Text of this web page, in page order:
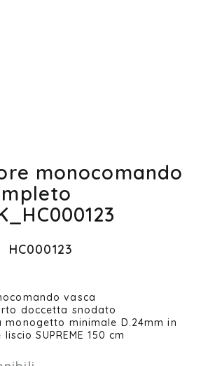
monocomando
HC000123
vasca
doccetta snodato
monogetto minimale D.24mm in
SUPREME 150 cm